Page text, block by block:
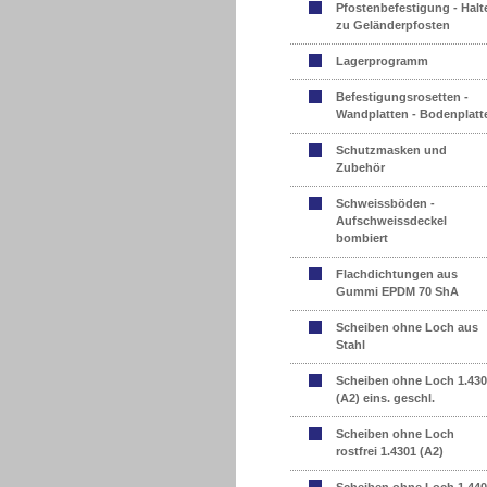
Pfostenbefestigung -
zu Geländerpfosten
Lagerprogramm
Befestigungsrosetten -
Wandplatten -
Schutzmasken und
Zubehör
Schweissböden -
Aufschweissdeckel
bombiert
Flachdichtungen aus
Gummi EPDM 70 ShA
Scheiben ohne Loch aus
Stahl
Scheiben ohne Loch
(A2) eins. geschl.
Scheiben ohne Loch
rostfrei 1.4301 (A2)